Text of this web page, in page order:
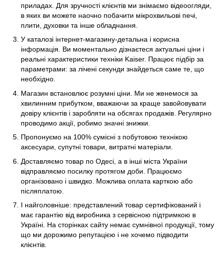
приладах. Для зручності клієнтів ми знімаємо відеоогляди,
в яких ви можете наочно побачити мікрохвильові печі,
плити, духовки та інше обладнання.
У каталозі інтернет-магазину-детальна і корисна
інформація. Ви моментально дізнаєтеся актуальні ціни і
реальні характеристики техніки Kaiser. Працює підбір за
параметрами: за лічені секунди знайдеться саме те, що
необхідно.
Магазин встановлює розумні ціни. Ми не женемося за
хвилинним прибутком, вважаючи за краще завойовувати
довіру клієнтів і заробляти на обсягах продажів. Регулярно
проводимо акції, робимо значні знижки.
Пропонуємо на 100% сумісні з побутовою технікою
аксесуари, супутні товари, витратні матеріали.
Доставляємо товар по Одесі, а в інші міста України
відправляємо посилку протягом доби. Працюємо
організовано і швидко. Можлива оплата карткою або
післяплатою.
І найголовніше: представлений товар сертифікований і
має гарантію від виробника з сервісною підтримкою в
Україні. На сторінках сайту немає сумнівної продукції, тому
що ми дорожимо репутацією і не хочемо підводити
клієнтів.